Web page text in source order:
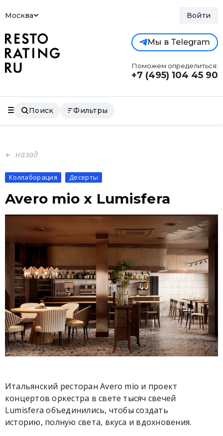
Москва Войти
Мы в Telegram
Поможем определиться:
+7 (495) 104 45 90
Поиск Фильтры
назад
Коллаборация Десерты
Avero mio x Lumisfera
Итальянский ресторан Avero mio и проект
концертов оркестра в свете тысяч свечей
Lumisfera объединились, чтобы создать
историю, полную света, вкуса и вдохновения.